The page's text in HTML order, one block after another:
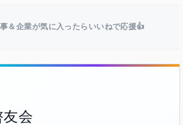
＆企業が気に入ったらいいねで応援👍
友会